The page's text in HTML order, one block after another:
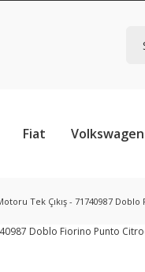
Fiat Volkswagen
Tek Çıkış - 71740987